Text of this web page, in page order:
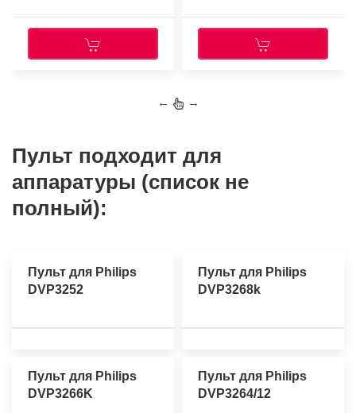
← →
Пульт подходит для
аппаратуры (список не
полный):
Пульт для Philips
DVP3252
Пульт для Philips
DVP3268k
Пульт для Philips
DVP3266K
Пульт для Philips
DVP3264/12